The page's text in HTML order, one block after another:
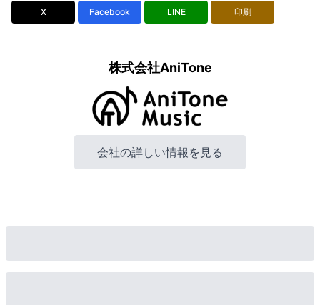
X Facebook LINE 印刷
株式会社AniTone
会社の詳しい情報を見る